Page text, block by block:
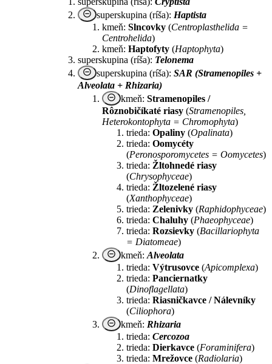
remove_circle_outline superskupina (ríša): Haptista
kmeň: Slncovky (Centroplasthelida =
Centrohelida)
kmeň: Haptofyty (Haptophyta)
superskupina (ríša): Telonema
remove_circle_outline superskupina (ríša): SAR (Stramenopiles +
Alveolata + Rhizaria)
remove_circle_outline kmeň: Stramenopiles /
Rôznobičíkaté riasy (Stramenopiles,
Heterokontophyta = Chromophyta)
trieda: Opaliny (Opalinata)
trieda: Oomycéty
(Peronosporomycetes = Oomycetes)
trieda: Žltohnedé riasy
(Chrysophyceae)
trieda: Žltozelené riasy
(Xanthophyceae)
trieda: Zelenivky (Raphidophyceae)
trieda: Chaluhy (Phaeophyceae)
trieda: Rozsievky (Bacillariophyta
= Diatomeae)
remove_circle_outline kmeň: Alveolata
trieda: Výtrusovce (Apicomplexa)
trieda: Panciernatky
(Dinoflagellata)
trieda: Riasničkavce / Nálevníky
(Ciliophora)
remove_circle_outline kmeň: Rhizaria
trieda: Cercozoa
trieda: Dierkavce (Foraminifera)
trieda: Mrežovce (Radiolaria)